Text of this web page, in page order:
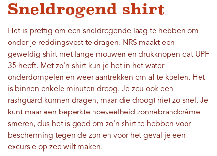
Sneldrogend shirt
Het is prettig om een ​​sneldrogende laag te hebben om
onder je reddingsvest te dragen. NRS maakt een
geweldig shirt met lange mouwen en drukknopen dat UPF
35 heeft. Met zo'n shirt kun je het in het water
onderdompelen en weer aantrekken om af te koelen. Het
is binnen enkele minuten droog. Je zou ook een
rashguard kunnen dragen, maar die droogt niet zo snel. Je
kunt maar een beperkte hoeveelheid zonnebrandcrème
smeren, dus het is goed om zo'n shirt te hebben voor
bescherming tegen de zon en voor het geval je een
excursie op zee wilt maken.